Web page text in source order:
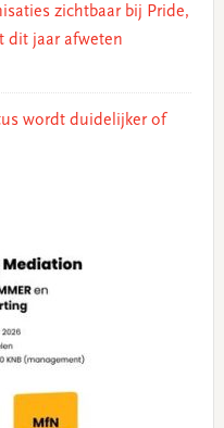
zichtbaar bij Pride,
dit jaar afweten
wordt duidelijker of